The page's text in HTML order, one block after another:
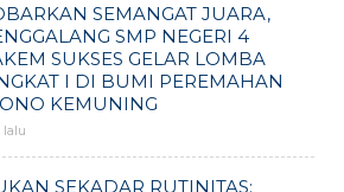
SEMANGAT JUARA,
SMP NEGERI 4
SUKSES GELAR LOMBA
I DI BUMI PEREMAHAN
KEMUNING
lalu
SEKADAR RUTINITAS: